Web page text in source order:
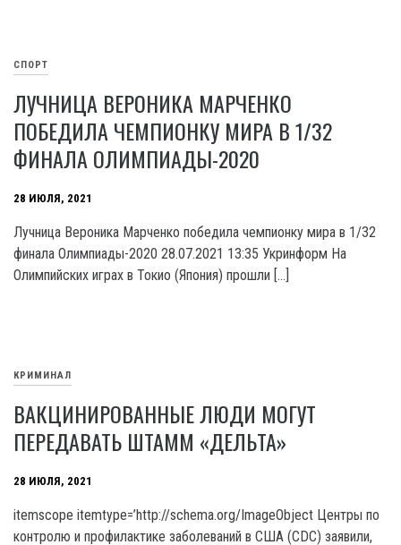
СПОРТ
ЛУЧНИЦА ВЕРОНИКА МАРЧЕНКО
ПОБЕДИЛА ЧЕМПИОНКУ МИРА В 1/32
ФИНАЛА ОЛИМПИАДЫ-2020
28 ИЮЛЯ, 2021
Лучница Вероника Марченко победила чемпионку мира в 1/32
финала Олимпиады-2020 28.07.2021 13:35 Укринформ На
Олимпийских играх в Токио (Япония) прошли […]
КРИМИНАЛ
ВАКЦИНИРОВАННЫЕ ЛЮДИ МОГУТ
ПЕРЕДАВАТЬ ШТАММ «ДЕЛЬТА»
28 ИЮЛЯ, 2021
itemscope itemtype=’http://schema.org/ImageObject Центры по
контролю и профилактике заболеваний в США (CDC) заявили,